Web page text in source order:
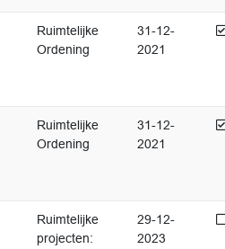
Ruimtelijke
Ordening
31-12-
2021
Ruimtelijke
Ordening
31-12-
2021
Ruimtelijke
projecten:
29-12-
2023